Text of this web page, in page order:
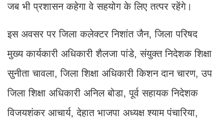
जब भी प्रशासन कहेगा वे सहयोग के लिए तत्पर रहेंगे।
इस अवसर पर जिला कलेक्टर निशांत जैन, जिला परिषद
मुख्य कार्यकारी अधिकारी शैलजा पांडे, संयुक्त निदेशक शिक्षा
सुनीता चावला, जिला शिक्षा अधिकारी किशन दान चारण, उप
जिला शिक्षा अधिकारी अनिल बोडा, पूर्व सहायक निदेशक
विजयशंकर आचार्य, देहात भाजपा अध्यक्ष श्याम पंचारिया,